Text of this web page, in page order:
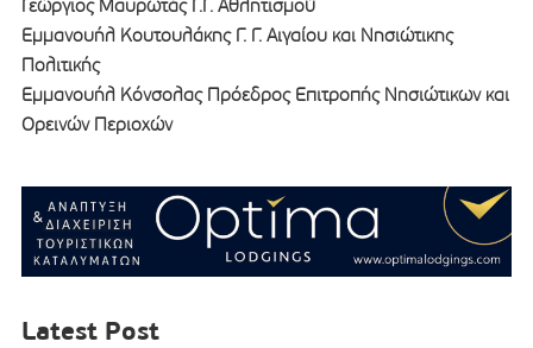
Γεώργιος Μαυρωτάς Γ.Γ. Αθλητισμού
Εμμανουήλ Κουτουλάκης Γ. Γ. Αιγαίου και Νησιώτικης
Πολιτικής
Εμμανουήλ Κόνσολας Πρόεδρος Επιτροπής Νησιώτικων και
Ορεινών Περιοχών
Latest Post